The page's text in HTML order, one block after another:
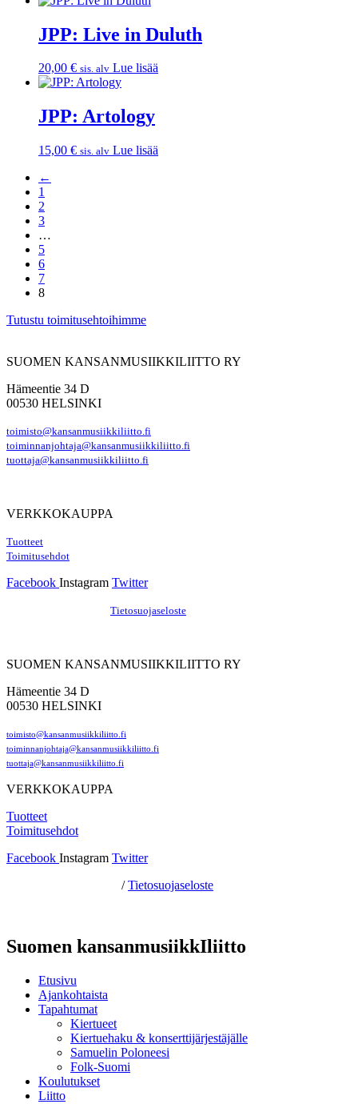
JPP: Live in Duluth
20,00 € sis. alv Lue lisää
JPP: Artology
15,00 € sis. alv Lue lisää
←
1
2
3
…
5
6
7
8
Tutustu toimitusehtoihimme
SUOMEN KANSANMUSIIKKILIITTO RY
Hämeentie 34 D
00530 HELSINKI
toimisto@kansanmusiikkiliitto.fi
toiminnanjohtaja@kansanmusiikkiliitto.fi
tuottaja@kansanmusiikkiliitto.fi
VERKKOKAUPPA
Tuotteet
Toimitusehdot
Facebook Instagram Twitter
Tietosuojaseloste
SUOMEN KANSANMUSIIKKILIITTO RY
Hämeentie 34 D
00530 HELSINKI
toimisto@kansanmusiikkiliitto.fi
toiminnanjohtaja@kansanmusiikkiliitto.fi
tuottaja@kansanmusiikkiliitto.fi
VERKKOKAUPPA
Tuotteet
Toimitusehdot
Facebook Instagram Twitter
/Tietosuojaseloste
Suomen kansanmusiikkIliitto
Etusivu
Ajankohtaista
Tapahtumat
Kiertueet
Kiertuehaku & konserttijärjestäjälle
Samuelin Poloneesi
Folk-Suomi
Koulutukset
Liitto